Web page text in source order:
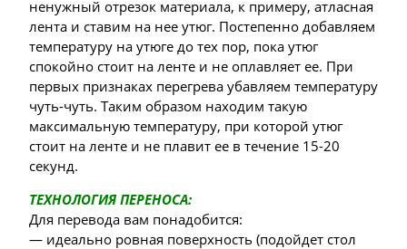
ненужный отрезок материала, к примеру, атласная
лента и ставим на нее утюг. Постепенно добавляем
температуру на утюге до тех пор, пока утюг
спокойно стоит на ленте и не оплавляет ее. При
первых признаках перегрева убавляем температуру
чуть-чуть. Таким образом находим такую
максимальную температуру, при которой утюг
стоит на ленте и не плавит ее в течение 15-20
секунд.
ТЕХНОЛОГИЯ ПЕРЕНОСА:
Для перевода вам понадобится:
— идеально ровная поверхность (подойдет стол